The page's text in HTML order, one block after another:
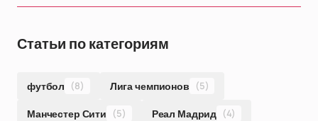
Статьи по категориям
футбол (8) Лига чемпионов (5)
Манчестер Сити (5) Реал Мадрид (4)